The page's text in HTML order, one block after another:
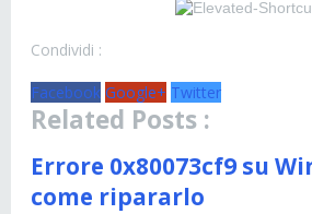
Condividi :
Facebook Google+ Twitter
Related Posts :
Errore 0x80073cf9 su
come ripararlo